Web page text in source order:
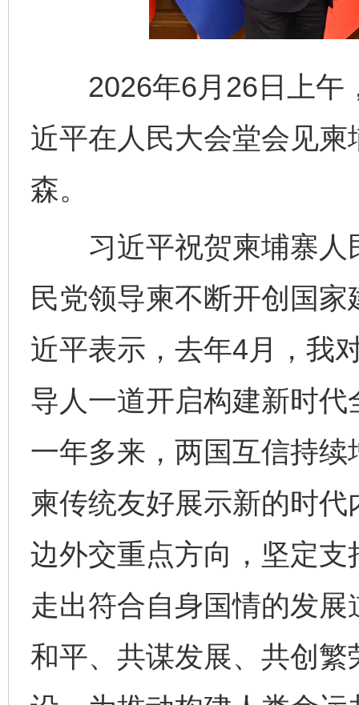
2026年6月26日上午
近平在人民大会堂会见
森。
习近平祝贺柬埔寨人
民党领导柬不断开创国
近平表示，去年4月，我
导人一道开启构建新时
一年多来，两国互信持
柬传统友好展示新的时
边外交重点方向，坚定
走出符合自身国情的发
和平、共谋发展、共创